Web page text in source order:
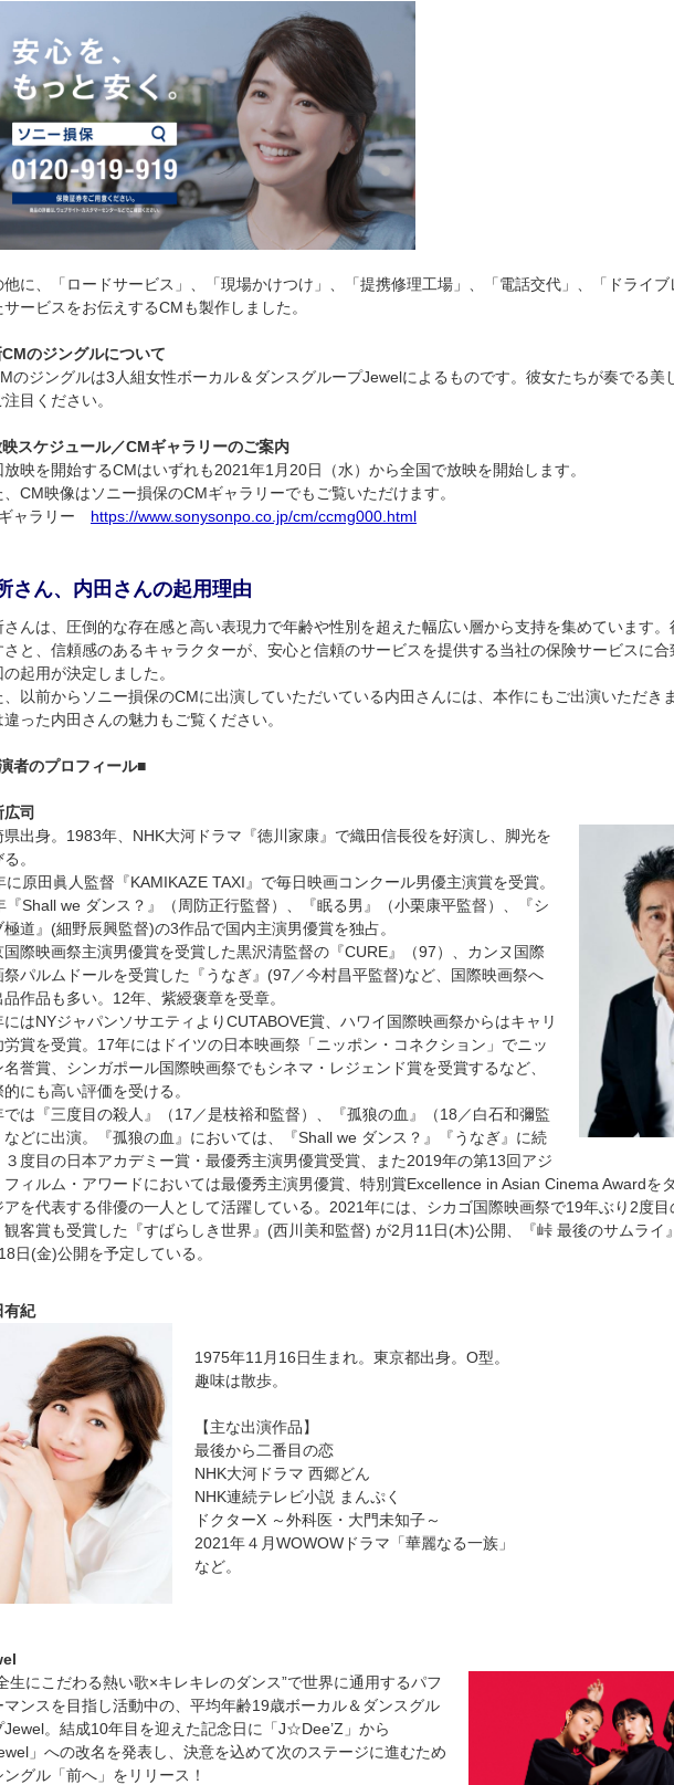
他に、「ロードサービス」、「現場かけつけ」、「提携修理工場」、「電話交代」、「ドライ
サービスをお伝えするCMも製作しました。
のジングルについて
のジングルは3人組女性ボーカル＆ダンスグループJewelによるものです。彼女たちが奏でる美
注目ください。
スケジュール／CMギャラリーのご案内
放映を開始するCMはいずれも2021年1月20日（水）から全国で放映を開始します。
、CM映像はソニー損保のCMギャラリーでもご覧いただけます。
ャラリー https://www.sonysonpo.co.jp/cm/ccmg000.html
さん、内田さんの起用理由
さんは、圧倒的な存在感と高い表現力で年齢や性別を超えた幅広い層から支持を集めています
さと、信頼感のあるキャラクターが、安心と信頼のサービスを提供する当社の保険サービスに合
起用が決定しました。
、以前からソニー損保のCMに出演していただいている内田さんには、本作にもご出演いただき
違った内田さんの魅力もご覧ください。
者のプロフィール■
司
県出身。1983年、NHK大河ドラマ『徳川家康』で織田信長役を好演し、脚光を
。
に原田眞人監督『KAMIKAZE TAXI』で毎日映画コンクール男優主演賞を受賞。
『Shall we ダンス？』（周防正行監督）、『眠る男』（小栗康平監督）、『シ
極道』(細野辰興監督)の3作品で国内主演男優賞を独占。
国際映画祭主演男優賞を受賞した黒沢清監督の『CURE』（97）、カンヌ国際
祭パルムドールを受賞した『うなぎ』(97／今村昌平監督)など、国際映画祭へ
品作品も多い。12年、紫綬褒章を受章。
にはNYジャパンソサエティよりCUTABOVE賞、ハワイ国際映画祭からはキャリ
労賞を受賞。17年にはドイツの日本映画祭「ニッポン・コネクション」でニッ
名誉賞、シンガポール国際映画祭でもシネマ・レジェンド賞を受賞するなど、
的にも高い評価を受ける。
では『三度目の殺人』（17／是枝裕和監督）、『孤狼の血』（18／白石和彌監
などに出演。『孤狼の血』においては、『Shall we ダンス？』『うなぎ』に続
３度目の日本アカデミー賞・最優秀主演男優賞受賞、また2019年の第13回アジ
フィルム・アワードにおいては最優秀主演男優賞、特別賞Excellence in Asian Cinema Awardをダ
アを代表する俳優の一人として活躍している。2021年には、シカゴ国際映画祭で19年ぶり2度
観客賞も受賞した『すばらしき世界』(西川美和監督) が2月11日(木)公開、『峠 最後のサムライ
日(金)公開を予定している。
有紀
1975年11月16日生まれ。東京都出身。O型。
趣味は散歩。
【主な出演作品】
最後から二番目の恋
NHK大河ドラマ 西郷どん
NHK連続テレビ小説 まんぷく
ドクターX ～外科医・大門未知子～
2021年４月WOWOWドラマ「華麗なる一族」
など。
生にこだわる熱い歌×キレキレのダンス”で世界に通用するパフ
マンスを目指し活動中の、平均年齢19歳ボーカル＆ダンスグル
Jewel。結成10年目を迎えた記念日に「J☆Dee’Z」から
」への改名を発表し、決意を込めて次のステージに進むため
ングル「前へ」をリリース！